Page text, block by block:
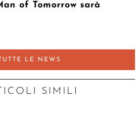
of Tomorrow sarà
TUTTE LE NEWS
SIMILI